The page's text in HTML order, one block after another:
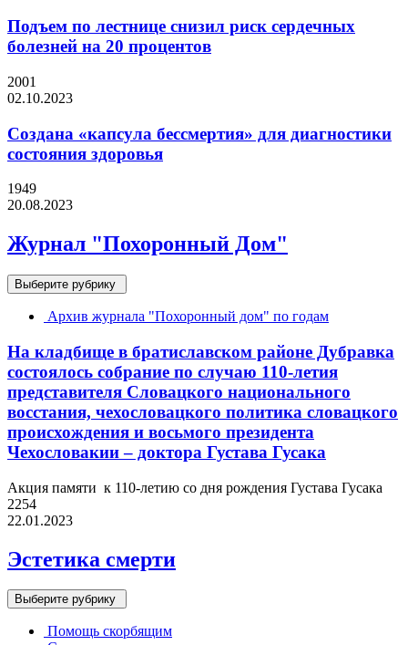
Подъем по лестнице снизил риск сердечных
болезней на 20 процентов
2001
02.10.2023
Создана «капсула бессмертия» для диагностики
состояния здоровья
1949
20.08.2023
Журнал "Похоронный Дом"
Выберите рубрику
Архив журнала "Похоронный дом" по годам
На кладбище в братиславском районе Дубравка
состоялось собрание по случаю 110-летия
представителя Словацкого национального
восстания, чехословацкого политика словацкого
происхождения и восьмого президента
Чехословакии – доктора Густава Гусака
Акция памяти к 110-летию со дня рождения Густава Гусака
2254
22.01.2023
Эстетика смерти
Выберите рубрику
Помощь скорбящим